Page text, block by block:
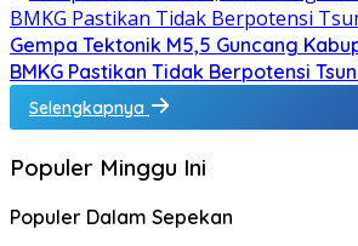
Gempa Tektonik M5,5 Guncang
BMKG Pastikan Tidak Berpotensi
Selengkapnya
Populer Minggu Ini
Populer Dalam Sepekan